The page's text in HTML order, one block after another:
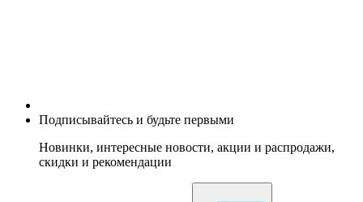
Подписывайтесь и будьте первыми
Новинки, интересные новости, акции и распродажи,
скидки и рекомендации